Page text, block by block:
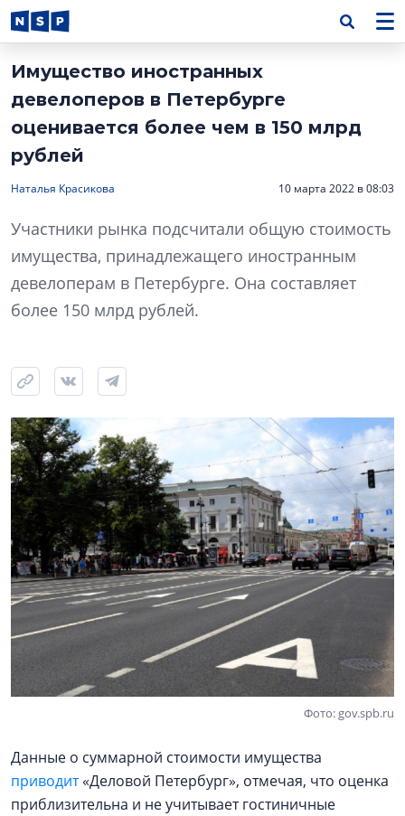
Имущество иностранных
девелоперов в Петербурге
оценивается более чем в 150 млрд
рублей
Наталья Красикова 10 марта 2022 в 08:03
Участники рынка подсчитали общую стоимость
имущества, принадлежащего иностранным
девелоперам в Петербурге. Она составляет
более 150 млрд рублей.
Фото: gov.spb.ru
Данные о суммарной стоимости имущества
приводит«Деловой Петербург», отмечая, что оценка
приблизительна и не учитывает гостиничные